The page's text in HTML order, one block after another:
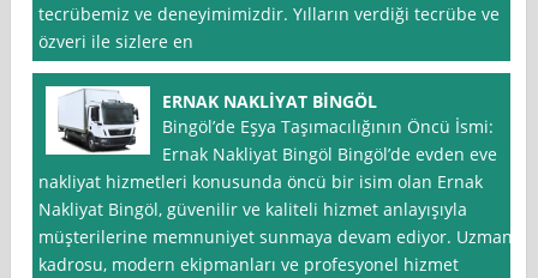
tecrübemiz ve deneyimimizdir. Yılların verdiği tecrübe ve
özveri ile sizlere en
ERNAK NAKLİYAT BİNGÖL
Bingöl’de Eşya Taşımacılığının Öncü İsmi:
Ernak Nakliyat Bingöl Bingöl’de evden eve
nakliyat hizmetleri konusunda öncü bir isim olan Ernak
Nakliyat Bingöl, güvenilir ve kaliteli hizmet anlayışıyla
müşterilerine memnuniyet sunmaya devam ediyor. Uzman
kadrosu, modern ekipmanları ve profesyonel hizmet